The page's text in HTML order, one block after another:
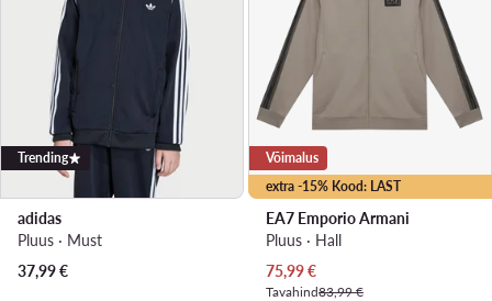
Trending
adidas
Pluus · Must
37,99€
extra -15% Kood: LAST
Võimalus
EA7 Emporio Armani
Pluus · Hall
Praegune hind
75,99€
Tavahind83,99 €